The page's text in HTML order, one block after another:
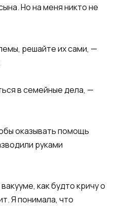
Но на меня никто не
решайте их сами, —
в семейные дела, —
оказывать помощь
руками
как будто кричу о
Я понимала, что